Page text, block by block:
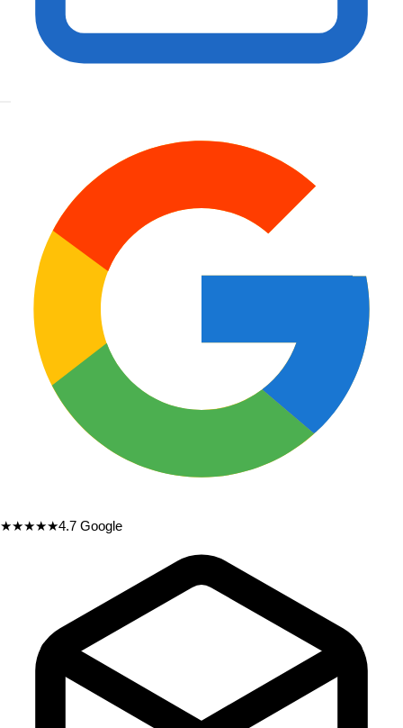
★★★★★4.7 Google